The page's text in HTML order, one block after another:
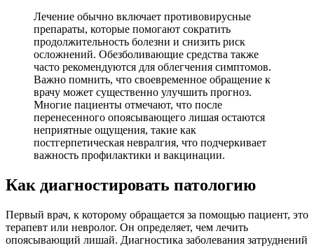
Лечение обычно включает противовирусные
препараты, которые помогают сократить
продолжительность болезни и снизить риск
осложнений. Обезболивающие средства также
часто рекомендуются для облегчения симптомов.
Важно помнить, что своевременное обращение к
врачу может существенно улучшить прогноз.
Многие пациенты отмечают, что после
перенесенного опоясывающего лишая остаются
неприятные ощущения, такие как
постгерпетическая невралгия, что подчеркивает
важность профилактики и вакцинации.
Как диагностировать патологию
Первый врач, к которому обращается за помощью пациент, это
терапевт или невролог. Он определяет, чем лечить
опоясывающий лишай. Диагностика заболевания затруднений